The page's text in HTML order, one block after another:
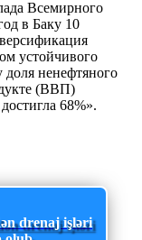
Всемирного
в Баку 10
устойчивого
доля ненефтяного
(ВВП)
68%».
drenaj işləri